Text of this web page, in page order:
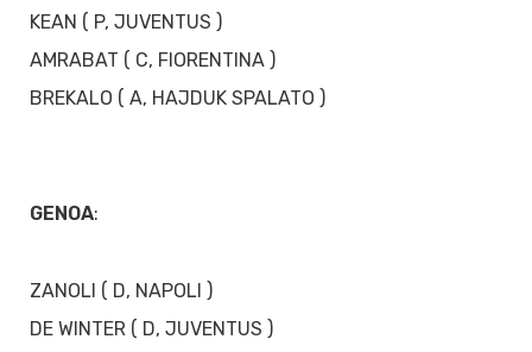
KEAN ( P, JUVENTUS )
AMRABAT ( C, FIORENTINA )
BREKALO ( A, HAJDUK SPALATO )
GENOA:
ZANOLI ( D, NAPOLI )
DE WINTER ( D, JUVENTUS )